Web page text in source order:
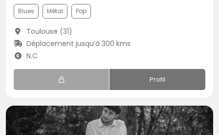
Blues Métal Pop
Toulouse (31)
Déplacement jusqu’à 300 kms
N.C
Profil